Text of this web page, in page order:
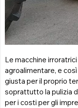
Le macchine
agroalimentare, e
giusta per il proprio
soprattutto la pulizia
per i costi per gli